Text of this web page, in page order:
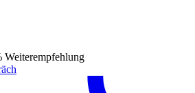
Weiterempfehlung